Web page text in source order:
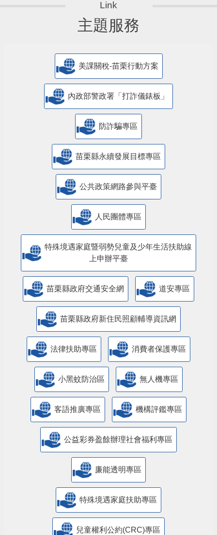
主題服務
美課關稅-苗栗行動方案
內政部警政署「打詐儀錶板」
防詐騙專區
苗栗縣永續發展目標專區
公共政策網路參與平臺
人民團體專區
特殊境遇家庭暨弱勢兒童及少年生活扶助線
上申辦平臺
苗栗縣政府交通安全網 道安專區
苗栗縣政府新住民照顧輔導資訊網
法律扶助專區 消費者保護專區
小黑蚊防治區 無人機專區
客語推廣專區 機構評鑑專區
公益彩券盈餘辦理社會福利專區
廉能透明專區
特殊境遇家庭扶助專區
兒童權利公約(CRC)專區